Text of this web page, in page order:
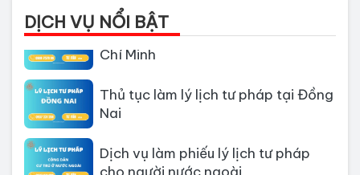
DỊCH VỤ NỔI BẬTThủ tục làm Lý Lịch Tư Pháp tại Hồ
Chí Minh
Thủ tục làm lý lịch tư pháp tại Đồng
Nai
Dịch vụ làm phiếu lý lịch tư pháp
cho người nước ngoài